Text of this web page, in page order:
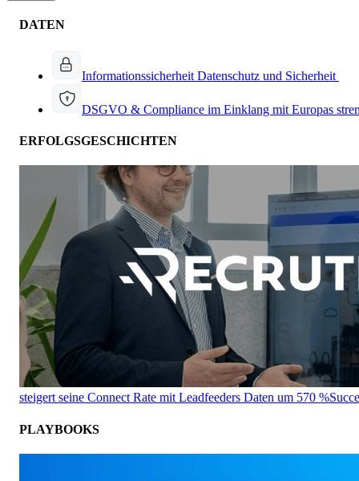
DATEN
Informationssicherheit Datenschutz und Sicherheit
DSGVO & Compliance im Einklang mit Europas
ERFOLGSGESCHICHTEN
steigert seine Connect Rate mit Leadfeeders Daten um 570 %
PLAYBOOKS